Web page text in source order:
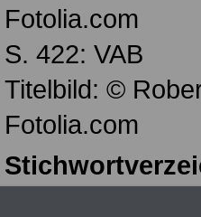
Fotolia.com
S. 422: VAB
Titelbild: ©
Fotolia.com